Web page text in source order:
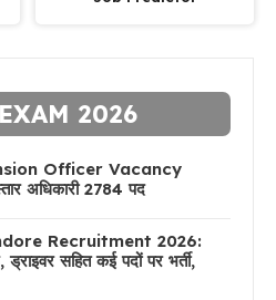
2026
Officer Vacancy
अधिकारी 2784 पद
Recruitment 2026:
सहित कई पदों पर भर्ती,